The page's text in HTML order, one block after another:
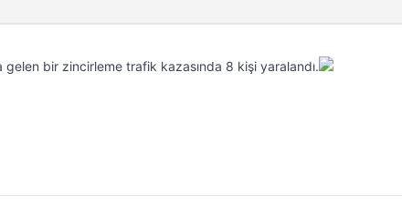
gelen bir zincirleme trafik kazasında 8 kişi yaralandı.